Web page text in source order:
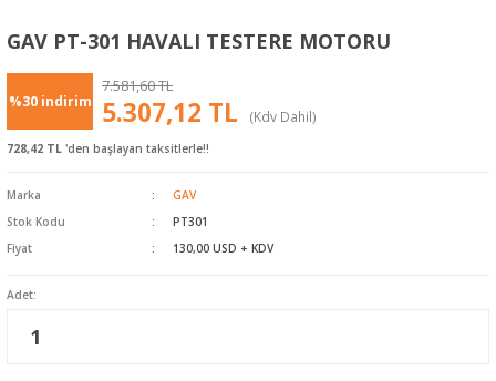
GAV PT-301 HAVALI TESTERE MOTORU
%30 indirim
7.581,60 TL
5.307,12 TL (Kdv Dahil)
728,42 TL 'den başlayan taksitlerle!!
Marka
GAV
Stok Kodu
PT301
Fiyat
130,00 USD + KDV
Adet: